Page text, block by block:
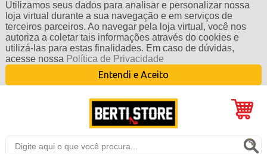
Utilizamos seus dados para analisar e personalizar nossa
loja virtual durante a sua navegação e em serviços de
terceiros parceiros. Ao navegar pela loja virtual, você nos
autoriza a coletar tais informações através do cookies e
utilizá-las para estas finalidades. Em caso de dúvidas,
acesse nossa Política de Privacidade
Entendi e Aceito